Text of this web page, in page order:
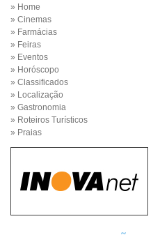
» Home
» Cinemas
» Farmácias
» Feiras
» Eventos
» Horóscopo
» Classificados
» Localização
» Gastronomia
» Roteiros Turísticos
» Praias